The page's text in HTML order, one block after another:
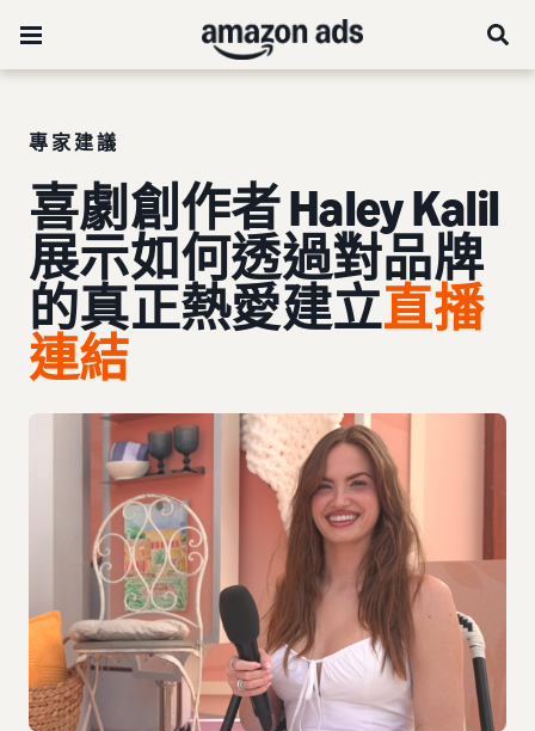
專家建議
喜劇創作者 Haley Kalil
展示如何透過對品牌
的真正熱愛建立直播
連結